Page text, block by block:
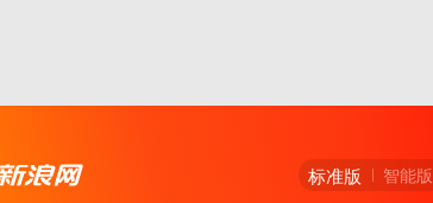
标准版 智能版